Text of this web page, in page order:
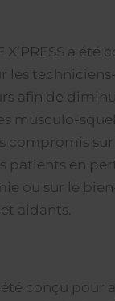
X’PRESS a été
les techniciens-
afin de
musculo-
compromis
patients en
ou sur le
aidants.
été conçu pour